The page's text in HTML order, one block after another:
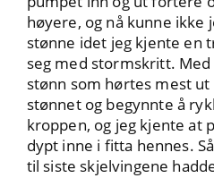
høyere, og nå kunne ikke
stønne idet jeg kjente en
seg med stormskritt.
stønn som hørtes mest
stønnet og begynnte å
kroppen, og jeg kjente at
dypt inne i fitta hennes.
til siste skjelvingene